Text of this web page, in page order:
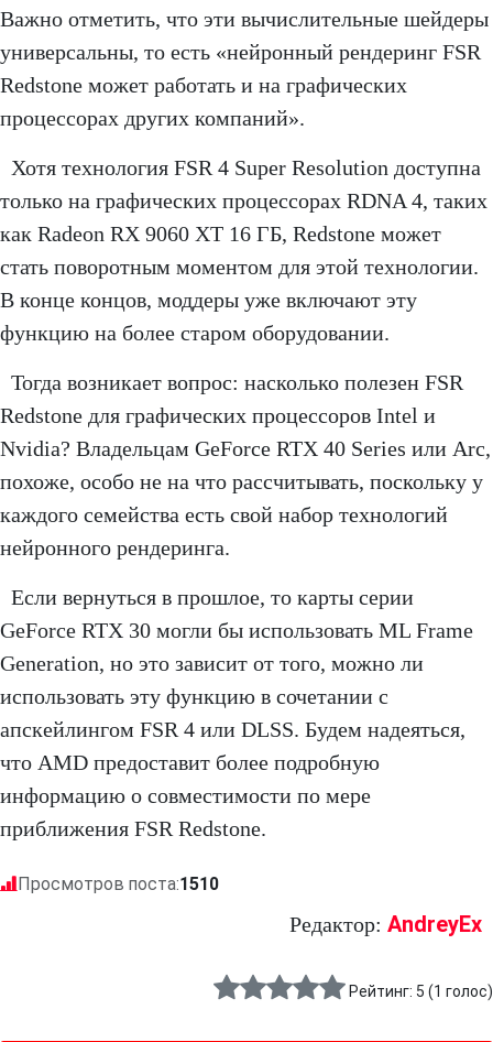
Важно отметить, что эти вычислительные шейдеры
универсальны, то есть «нейронный рендеринг FSR
Redstone может работать и на графических
процессорах других компаний».
Хотя технология FSR 4 Super Resolution доступна
только на графических процессорах RDNA 4, таких
как Radeon RX 9060 XT 16 ГБ, Redstone может
стать поворотным моментом для этой технологии.
В конце концов, моддеры уже включают эту
функцию на более старом оборудовании.
Тогда возникает вопрос: насколько полезен FSR
Redstone для графических процессоров Intel и
Nvidia? Владельцам GeForce RTX 40 Series или Arc,
похоже, особо не на что рассчитывать, поскольку у
каждого семейства есть свой набор технологий
нейронного рендеринга.
Если вернуться в прошлое, то карты серии
GeForce RTX 30 могли бы использовать ML Frame
Generation, но это зависит от того, можно ли
использовать эту функцию в сочетании с
апскейлингом FSR 4 или DLSS. Будем надеяться,
что AMD предоставит более подробную
информацию о совместимости по мере
приближения FSR Redstone.
Просмотров поста:1510
Редактор: AndreyEx
Рейтинг: 5 (1 голос)